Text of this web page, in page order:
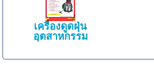
เครื่องดูดฝุ่น
อุตสาหกรรม